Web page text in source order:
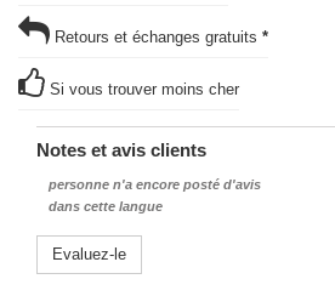
Retours et échanges gratuits *
Si vous trouver moins cher
Notes et avis clients
personne n'a encore posté d'avis
dans cette langue
Evaluez-le